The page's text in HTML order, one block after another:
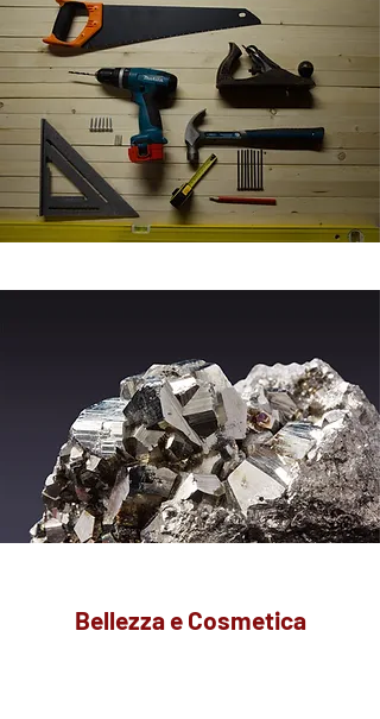
Bellezza e Cosmetica